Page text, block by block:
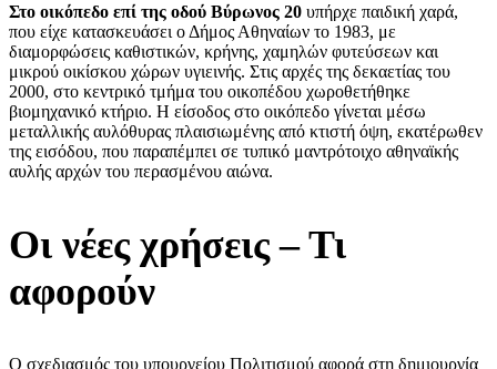
Στο οικόπεδο επί της οδού Βύρωνος 20 υπήρχε παιδική χαρά,
που είχε κατασκευάσει ο Δήμος Αθηναίων το 1983, με
διαμορφώσεις καθιστικών, κρήνης, χαμηλών φυτεύσεων και
μικρού οικίσκου χώρων υγιεινής. Στις αρχές της δεκαετίας του
2000, στο κεντρικό τμήμα του οικοπέδου χωροθετήθηκε
βιομηχανικό κτήριο. Η είσοδος στο οικόπεδο γίνεται μέσω
μεταλλικής αυλόθυρας πλαισιωμένης από κτιστή όψη, εκατέρωθεν
της εισόδου, που παραπέμπει σε τυπικό μαντρότοιχο αθηναϊκής
αυλής αρχών του περασμένου αιώνα.
Οι νέες χρήσεις – Τι
αφορούν
Ο σχεδιασμός του υπουργείου Πολιτισμού αφορά στη δημιουργία